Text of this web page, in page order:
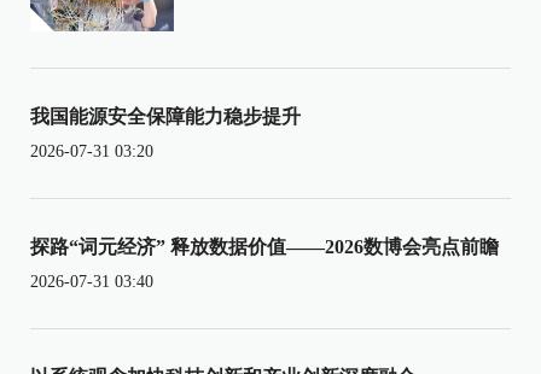
我国能源安全保障能力稳步提升
2026-07-31 03:20
探路“词元经济” 释放数据价值——2026数博会亮点前瞻
2026-07-31 03:40